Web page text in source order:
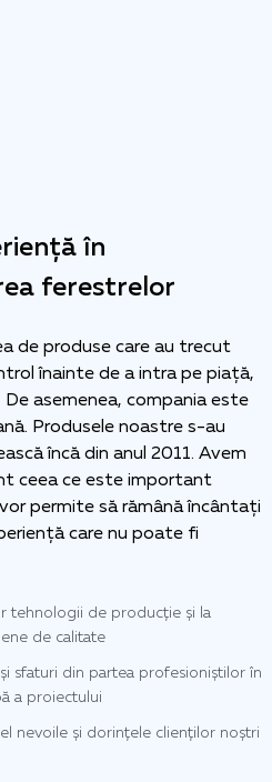
în
ferestrelor
de produse care au trecut
înainte de a intra pe piață,
asemenea, compania este
Produsele noastre s-au
încă din anul 2011. Avem
ceea ce este important
permite să rămână încântați
care nu poate fi
tehnologii de producție și la
de calitate
sfaturi din partea profesioniștilor în
a proiectului
nevoile și dorințele clienților noștri